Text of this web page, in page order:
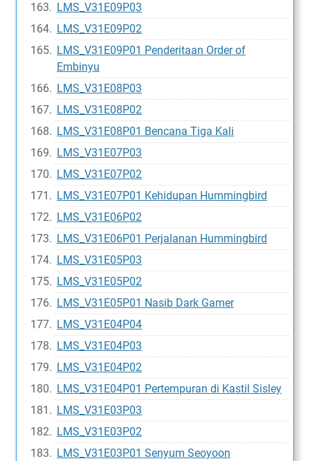
LMS_V31E09P03
LMS_V31E09P02
LMS_V31E09P01 Penderitaan Order of
Embinyu
LMS_V31E08P03
LMS_V31E08P02
LMS_V31E08P01 Bencana Tiga Kali
LMS_V31E07P03
LMS_V31E07P02
LMS_V31E07P01 Kehidupan Hummingbird
LMS_V31E06P02
LMS_V31E06P01 Perjalanan Hummingbird
LMS_V31E05P03
LMS_V31E05P02
LMS_V31E05P01 Nasib Dark Gamer
LMS_V31E04P04
LMS_V31E04P03
LMS_V31E04P02
LMS_V31E04P01 Pertempuran di Kastil Sisley
LMS_V31E03P03
LMS_V31E03P02
LMS_V31E03P01 Senyum Seoyoon